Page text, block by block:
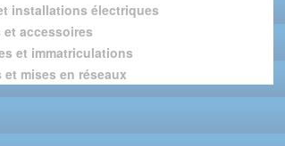
installations électriques
et accessoires
et immatriculations
et mises en réseaux